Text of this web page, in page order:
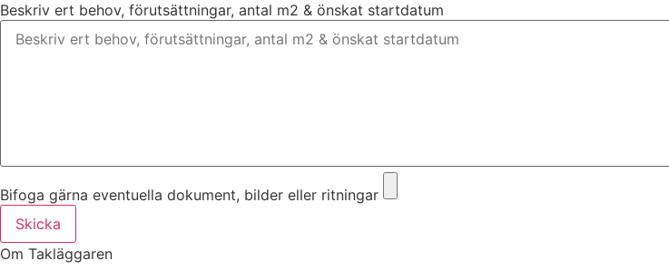
Beskriv ert behov, förutsättningar, antal m2 & önskat startdatum
Bifoga gärna eventuella dokument, bilder eller ritningar
Skicka
Om Takläggaren